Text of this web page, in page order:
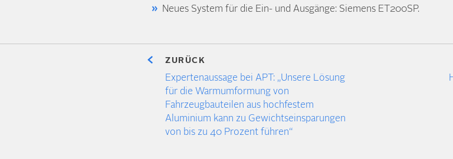
Neues System für die Ein- und Ausgänge: Siemens ET200SP.
ZURÜCK
Expertenaussage bei APT: „Unsere Lösung
für die Warmumformung von
Fahrzeugbauteilen aus hochfestem
Aluminium kann zu Gewichtseinsparungen
von bis zu 40 Prozent führen“